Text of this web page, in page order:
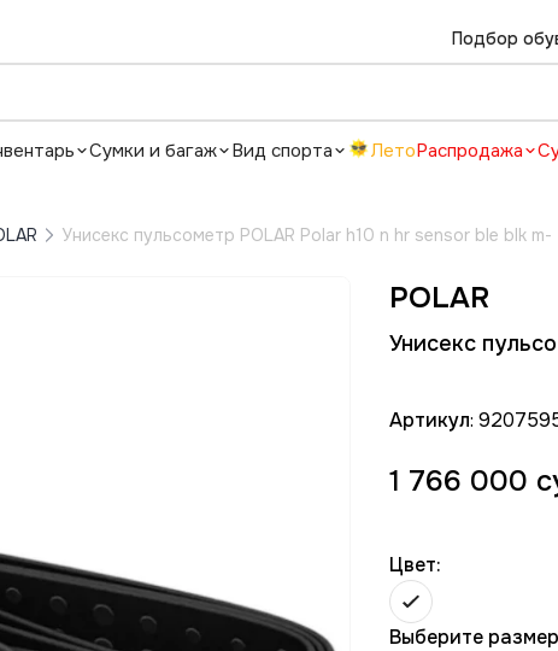
Подбор
Сумки и багаж Вид спорта ЛетоРаспродажа
Унисекс пульсометр POLAR Polar h10 n hr sensor ble blk m-
POLAR
Унисекс
Артикул:
1 766 000
Цвет:
Выберите